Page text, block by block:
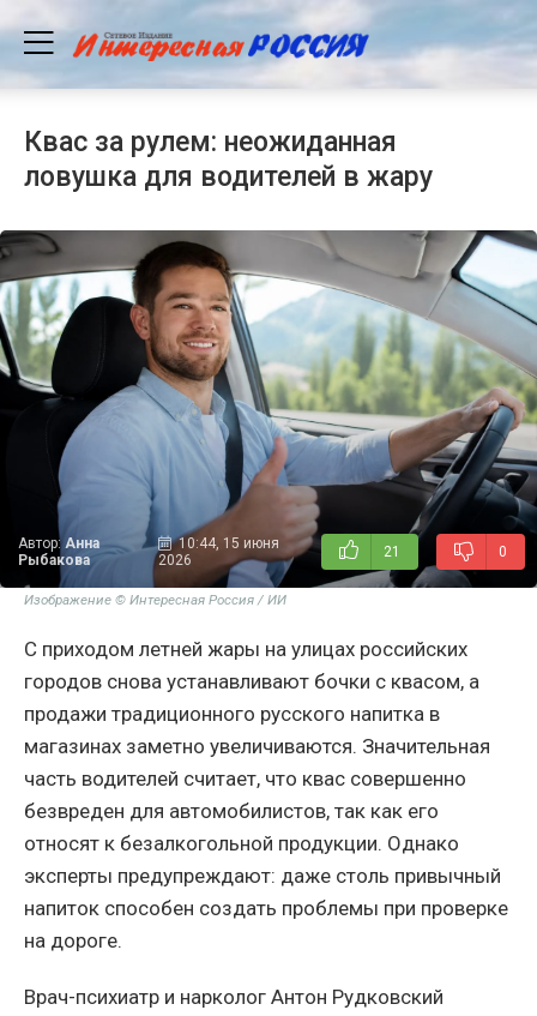
Квас за рулем: неожиданная
ловушка для водителей в жару
Автор: Анна
Рыбакова
10:44, 15 июня
2026
21 0
Изображение © Интересная Россия / ИИ
С приходом летней жары на улицах российских
городов снова устанавливают бочки с квасом, а
продажи традиционного русского напитка в
магазинах заметно увеличиваются. Значительная
часть водителей считает, что квас совершенно
безвреден для автомобилистов, так как его
относят к безалкогольной продукции. Однако
эксперты предупреждают: даже столь привычный
напиток способен создать проблемы при проверке
на дороге.
Врач-психиатр и нарколог Антон Рудковский